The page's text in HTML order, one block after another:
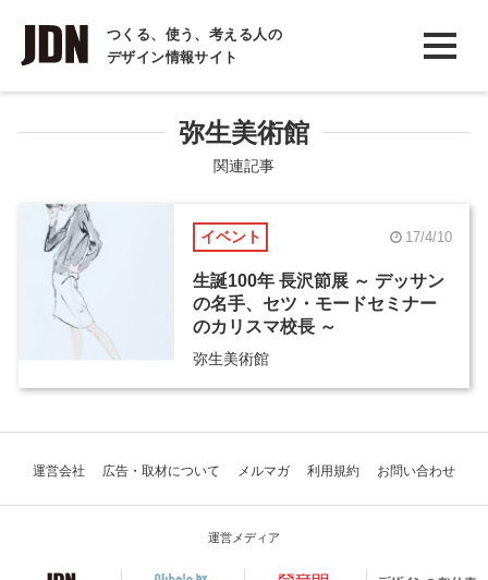
つくる、使う、考える人の
デザイン情報サイト
INTERVIEW
インタビュー
COLUMN
コラム
弥生美術館
関連記事
イベント 17/4/10
生誕100年 長沢節展 ～ デッサン
の名手、セツ・モードセミナー
のカリスマ校長 ～
弥生美術館
運営会社 広告・取材について メルマガ 利用規約 お問い合わせ
運営メディア